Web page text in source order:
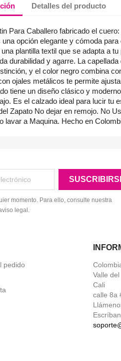
Detalles del producto
Para Caballero fabricado el
una opción elegante y cómoda
plantilla textil que se adapta a
durabilidad y agarre. La
y el color negro combina
ojales metálicos te permite
tiene un diseño clásico y
Es el calzado ideal para lucir tu
Zapato No dejar en remojo. No
lavar a Maquina. Hecho en
momento. Para ello, consulte nuestra
legal.
pedido
Valle
Cali
calle 8a